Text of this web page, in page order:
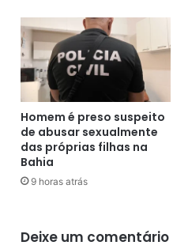
c
o
n
t
C
o
v
N
r
t
e
m
s
t
a
d
a
Homem é preso suspeito
de abusar sexualmente
das próprias filhas na
Bahia
9 horas atrás
Deixe um comentário